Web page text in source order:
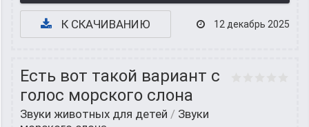
К СКАЧИВАНИЮ 12 декабрь 2025
Есть вот такой вариант с
голос морского слона
Звуки животных для детей / Звуки